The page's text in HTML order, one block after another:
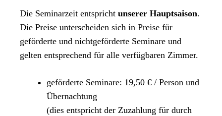
Die Seminarzeit entspricht unserer Hauptsaison.
Die Preise unterscheiden sich in Preise für
geförderte und nichtgeförderte Seminare und
gelten entsprechend für alle verfügbaren Zimmer.
geförderte Seminare: 19,50 € / Person und
Übernachtung
(dies entspricht der Zuzahlung für durch